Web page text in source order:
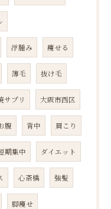
浮腫み 痩せる
薄毛 抜け毛
サプリ 大阪市西区
腹 背中 肩こり
期集中 ダイエット
心斎橋 強髪
脚痩せ